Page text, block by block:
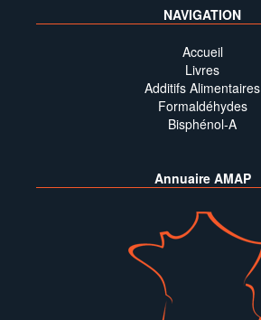
NAVIGATION
Accueil
Livres
Additifs Alimentaires
Formaldéhydes
Bisphénol-A
Annuaire AMAP